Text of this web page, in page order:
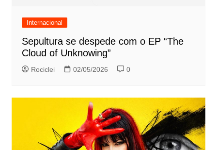
Internacional
Sepultura se despede com o EP “The
Cloud of Unknowing”
Rociclei 02/05/2026 0